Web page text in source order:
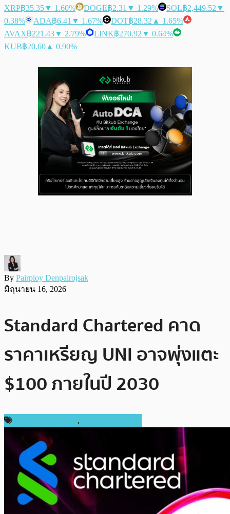
XRP฿35.35▼ 1.60% DOGE฿2.31 ▼ 1.29% SOL฿2,449.52 ▼
0.38%
ADA฿6.41 ▼ 1.67% DOT฿28.32 ▲ 1.65%
AVAX฿221.43▼ 2.79% LINK฿270.92 ▼ 0.64%
KUB฿20.60 ▲ 0.90%
By Pairploy Denpairojsak
มิถุนายน 16, 2026
Standard Chartered คาด
ราคาเหรียญ UNI อาจพุ่งแตะ
$100 ภายในปี 2030
,